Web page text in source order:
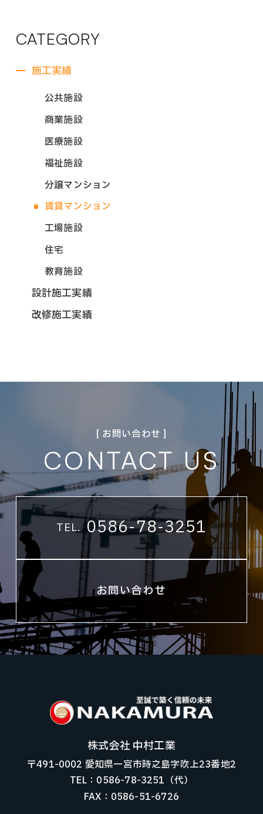
CATEGORY
施工実績
公共施設
商業施設
医療施設
福祉施設
分譲マンション
賃貸マンション
工場施設
住宅
教育施設
設計施工実績
改修施工実績
[ お問い合わせ ]
CONTACT US
TEL. 0586-78-3251
お問い合わせ
株式会社 中村工業
〒491-0002 愛知県一宮市時之島字吹上23番地2
TEL：0586-78-3251（代）
FAX：0586-51-6726